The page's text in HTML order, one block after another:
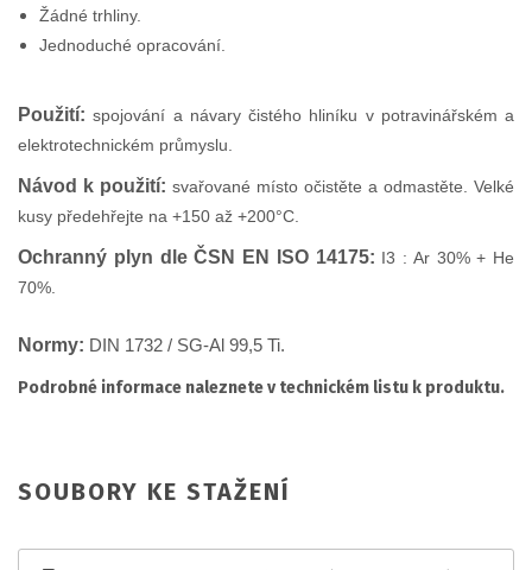
Žádné trhliny.
Jednoduché opracování.
Použití:spojování a návary čistého hliníku v potravinářském a
elektrotechnickém průmyslu.
Návod k použití: svařované místo očistěte a odmastěte. Velké
kusy předehřejte na +150 až +200°C.
Ochranný plyn dle ČSN EN ISO 14175: I3 : Ar 30% + He
70%.
Normy: DIN 1732 / SG-Al 99,5 Ti.
Podrobné informace naleznete v technickém listu k produktu.
SOUBORY KE STAŽENÍ